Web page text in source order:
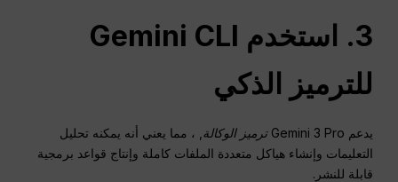
3. استخدم Gemini CLI
للترميز الذكي
يدعم Gemini 3 Pro ترميز الوكالة , ، مما يعني أنه يمكنه تحليل
التعليمات وإنشاء هياكل متعددة الملفات كاملة وإنتاج قواعد برمجية
قابلة للنشر.